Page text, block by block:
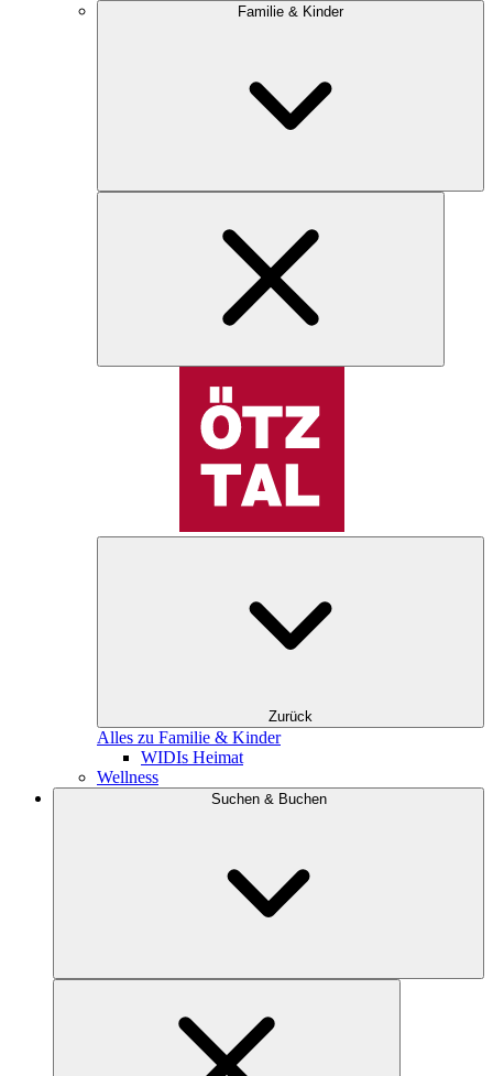
Familie & Kinder
Zurück
Alles zu Familie & Kinder
WIDIs Heimat
Wellness
Suchen & Buchen